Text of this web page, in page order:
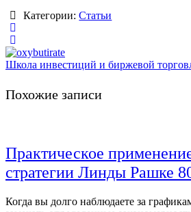
Категории:Статьи
Школа инвестиций и биржевой
Похожие записи
Практическое
стратегии Линды Рашке
Когда вы долго наблюдаете за